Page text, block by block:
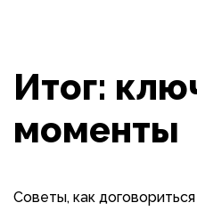
Итог:
моменты
Советы, как